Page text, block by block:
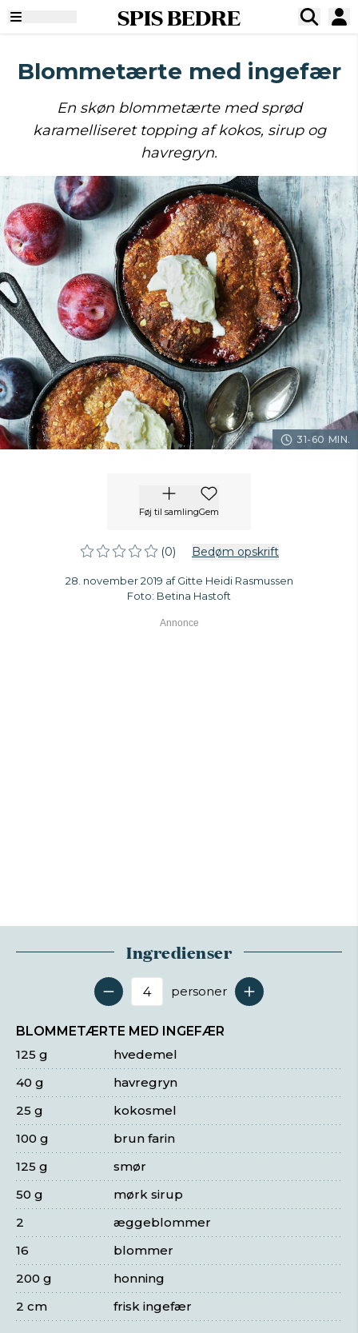
SPIS BEDRE
Blommetærte med ingefær
En skøn blommetærte med sprød
karamelliseret topping af kokos, sirup og
havregryn.
31-60 MIN.
Føj til samlingGem
(0) Bedøm opskrift
28. november 2019 af Gitte Heidi Rasmussen
Foto: Betina Hastoft
Ingredienser
Antal serveringer
personer
BLOMMETÆRTE MED INGEFÆR
hvedemel
125 g
havregryn
40 g
kokosmel
25 g
brun farin
100 g
smør
125 g
mørk sirup
50 g
æggeblommer
2
blommer
16
honning
200 g
frisk ingefær
2 cm